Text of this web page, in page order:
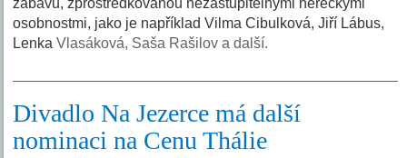
zábavu, zprostředkovanou nezastupitelnými hereckými
osobnostmi, jako je například Vilma Cibulková, Jiří Lábus,
LenkaVlasáková, Saša Rašilov a další.
Divadlo Na Jezerce má další
nominaci na Cenu Thálie